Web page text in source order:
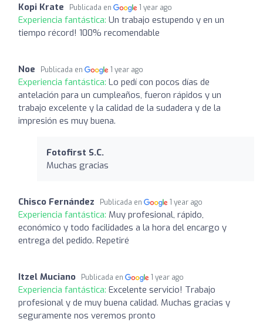
Kopi Krate Publicada en 1 year ago
Experiencia fantástica: Un trabajo estupendo y en un
tiempo récord! 100% recomendable
Noe Publicada en 1 year ago
Experiencia fantástica: Lo pedí con pocos días de
antelación para un cumpleaños, fueron rápidos y un
trabajo excelente y la calidad de la sudadera y de la
impresión es muy buena.
Fotofirst S.C.
Muchas gracias
Chisco Fernández Publicada en 1 year ago
Experiencia fantástica: Muy profesional, rápido,
económico y todo facilidades a la hora del encargo y
entrega del pedido. Repetiré
Itzel Muciano Publicada en 1 year ago
Experiencia fantástica: Excelente servicio! Trabajo
profesional y de muy buena calidad. Muchas gracias y
seguramente nos veremos pronto